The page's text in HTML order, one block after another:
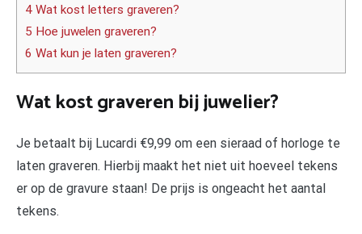
4 Wat kost letters graveren?
5 Hoe juwelen graveren?
6 Wat kun je laten graveren?
Wat kost graveren bij juwelier?
Je betaalt bij Lucardi €9,99 om een sieraad of horloge te
laten graveren. Hierbij maakt het niet uit hoeveel tekens
er op de gravure staan! De prijs is ongeacht het aantal
tekens.